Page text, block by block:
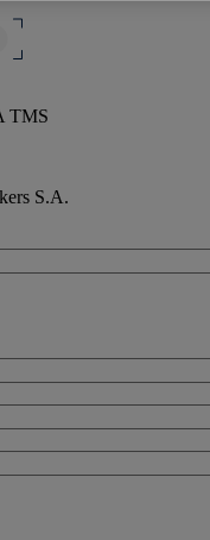
TMS
S.A.